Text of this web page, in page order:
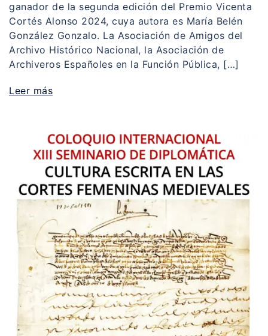
ganador de la segunda edición del Premio Vicenta
Cortés Alonso 2024, cuya autora es María Belén
González Gonzalo. La Asociación de Amigos del
Archivo Histórico Nacional, la Asociación de
Archiveros Españoles en la Función Pública, […]
Leer más